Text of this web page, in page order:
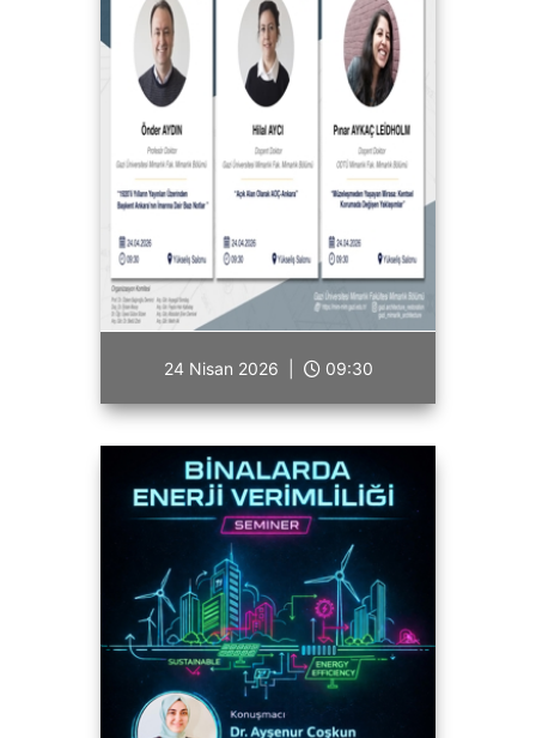
24 Nisan 2026 | 09:30